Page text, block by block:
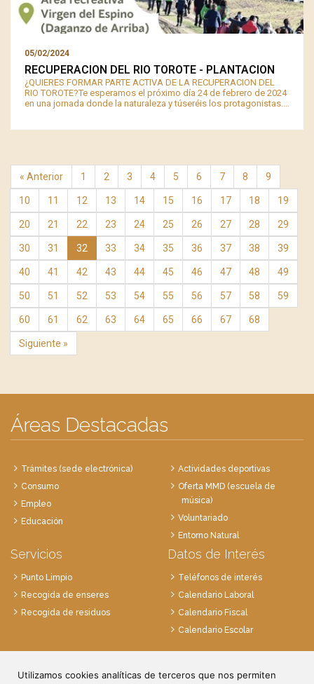
Utilizamos cookies analíticas de terceros que nos permiten
05/02/2024
RECUPERACION DEL RIO TOROTE - PLANTACION
¿QUIERES FORMAR PARTE ACTIVA DE LA RECUPERACION DEL
RIO TOROTE?Te esperamos el próximo día 24 de febrero de 2024
en una jornada donde la naturaleza y túseréis los protagonistas.…
« Anterior 1 2 3 4 5 6 7 8 9
10 11 12 13 14 15 16 17 18 19
20 21 22 23 24 25 26 27 28 29
30 31 32 33 34 35 36 37 38 39
40 41 42 43 44 45 46 47 48 49
50 51 52 53 54 55 56 57 58 59
60 61 62 63 64 65 66 67 68
Siguiente »
Áreas Destacadas
Trámites (sede electrónica)
Consumo
Empleo
Educación
Actividades deportivas
Oferta MMD (escuela de
música)
Voluntariado
Entorno Natural
Servicios
Punto Limpio
Recogida de enseres
Recogida de residuos
Datos de Interés
Teléfonos de interés
Calendario Laboral
Calendario Fiscal
Calendario Escolar
28814 Daganzo, Madrid